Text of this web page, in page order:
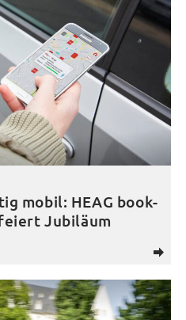
d
mobil: HEAG book-
Jubiläum